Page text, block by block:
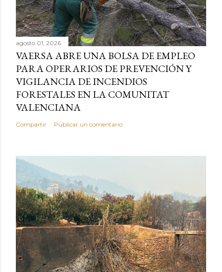
agosto 01, 2026
VAERSA ABRE UNA BOLSA DE EMPLEO
PARA OPERARIOS DE PREVENCIÓN Y
VIGILANCIA DE INCENDIOS
FORESTALES EN LA COMUNITAT
VALENCIANA
Compartir Publicar un comentario